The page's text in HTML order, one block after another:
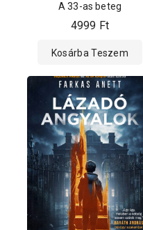
A 33-as beteg
4999 Ft
Kosárba Teszem